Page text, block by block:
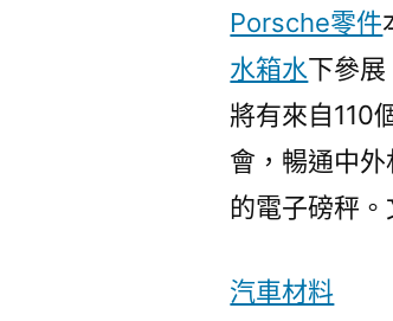
Porsche零件
水箱水下參
將有來自110
會，暢通中
的電子磅秤
汽車材料